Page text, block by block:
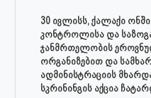
30 ივლისს, ქალაქი
კონტროლისა და
ჯანმრთელობის
ორგანიზებით და
ადმინისტრაციის
სკრინინგის აქცია